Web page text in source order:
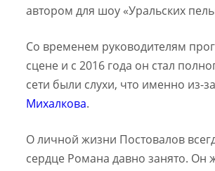
автором для шоу «Уральских
Со временем руководителям
сцене и с 2016 года он стал
сети были слухи, что именно из-
Михалкова.
О личной жизни Постовалов
сердце Романа давно занято. Он